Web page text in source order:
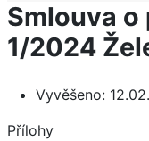
Smlouva
1/2024
Vyvěšeno:
Přílohy